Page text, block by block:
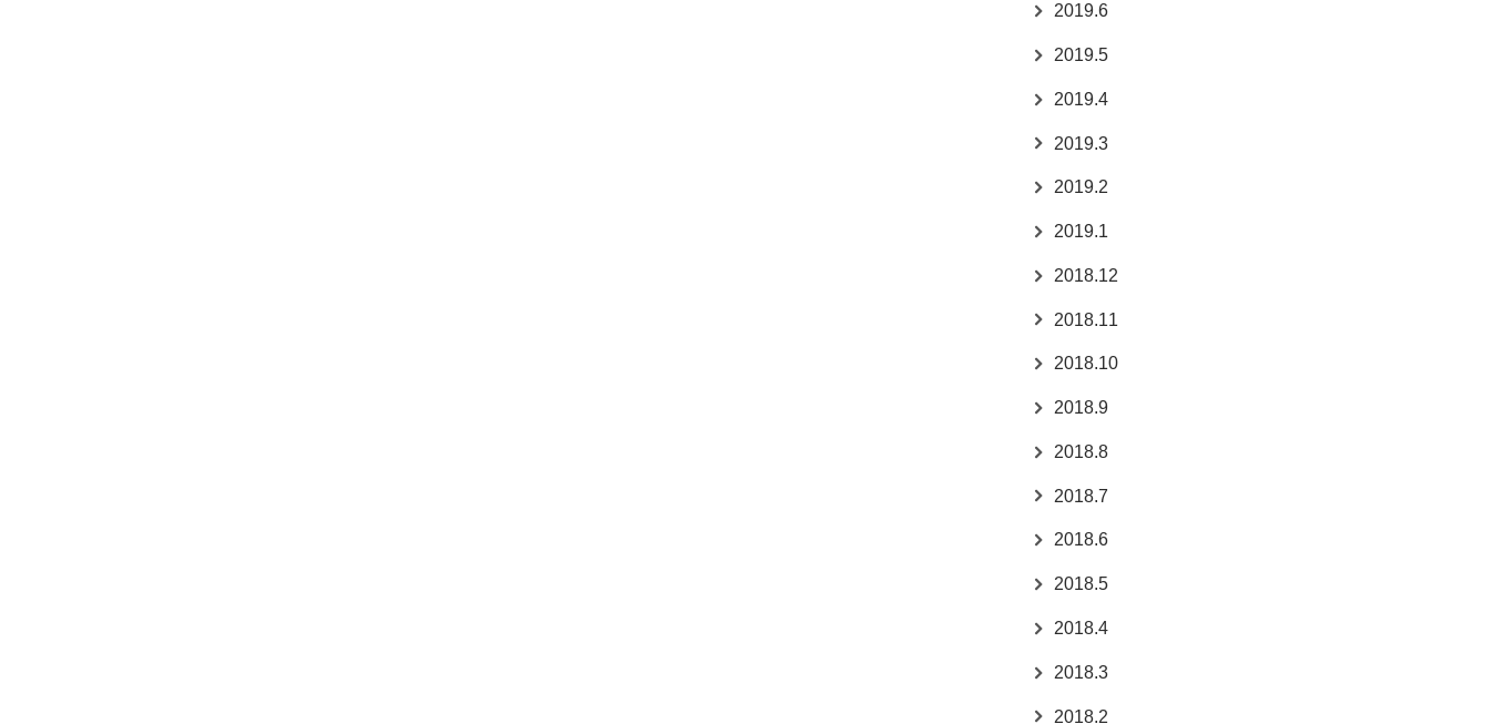
2019.6
2019.5
2019.4
2019.3
2019.2
2019.1
2018.12
2018.11
2018.10
2018.9
2018.8
2018.7
2018.6
2018.5
2018.4
2018.3
2018.2